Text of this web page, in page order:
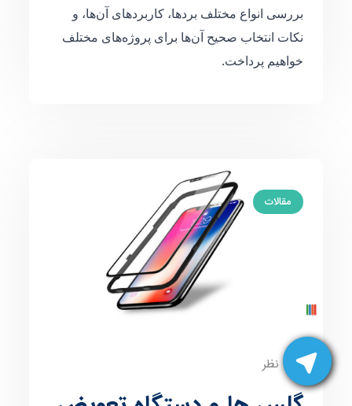
بررسی انواع مختلف بردها، کاربردهای آن‌ها، و
نکات انتخاب صحیح آن‌ها برای پروژه‌های مختلف
خواهیم پرداخت.
مقالات
0 نظر